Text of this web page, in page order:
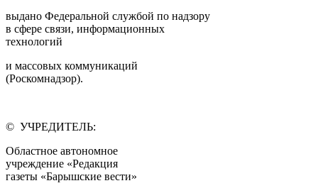
выдано Федеральной службой по надзору
в сфере связи, информационных
технологий
и массовых коммуникаций
(Роскомнадзор).
© УЧРЕДИТЕЛЬ:
Областное автономное
учреждение «Редакция
газеты «Барышские вести»